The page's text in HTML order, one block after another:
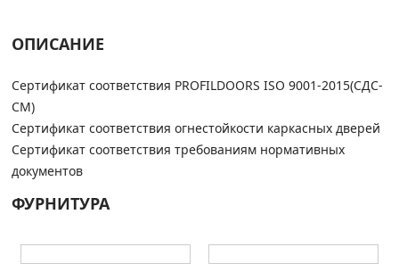
ОПИСАНИЕ
Сертификат соответствия PROFILDOORS ISO 9001-2015(СДС-
СМ)
Сертификат соответствия огнестойкости каркасных дверей
Сертификат соответствия требованиям нормативных
документов
ФУРНИТУРА